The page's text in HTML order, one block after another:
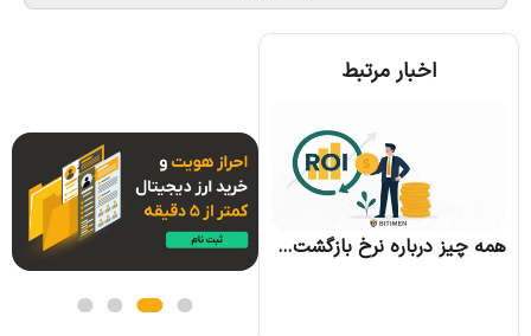
اخبار مرتبط
همه چیز درباره نرخ بازگشت سرمایه و نحوه محاسبه آن